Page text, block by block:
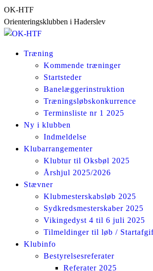
Skip
to
content
OK-HTF
Orienteringsklubben i Haderslev
Træning
Kommende træninger
Startsteder
Banelæggerinstruktion
Træningsløbskonkurrence
Terminsliste nr 1 2025
Ny i klubben
Indmeldelse
Klubarrangementer
Klubtur til Oksbøl 2025
Årshjul 2025/2026
Stævner
Klubmesterskabsløb 2025
Sydkredsmesterskaber 2025
Vikingedyst 4 til 6 juli 2025
Tilmeldinger til løb /
Klubinfo
Bestyrelsesreferater
Referater 2025